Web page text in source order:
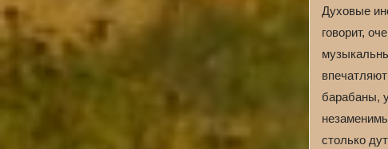
Духовые
говорит,
барабаны,
столько